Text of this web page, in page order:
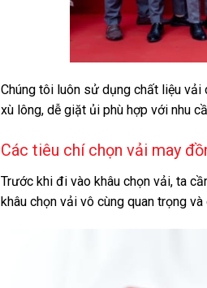
Chúng tôi luôn sử dụng chất liệu
xù lông, dễ giặt ủi phù hợp với nhu
Các tiêu chí chọn vải may
Trước khi đi vào khâu chọn vải, ta
khâu chọn vải vô cùng quan trọng